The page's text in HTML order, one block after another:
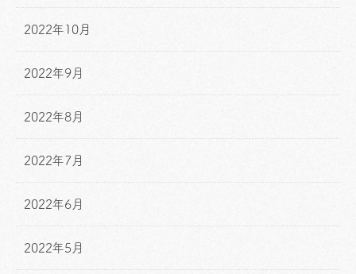
2022年10月
2022年9月
2022年8月
2022年7月
2022年6月
2022年5月